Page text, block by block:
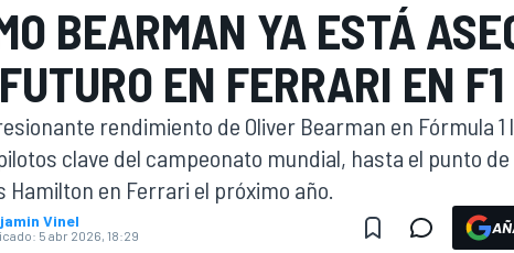
BEARMAN YA ESTÁ
EN FERRARI EN F1
rendimiento de Oliver Bearman en Fórmula
clave del campeonato mundial, hasta el punto
Hamilton en Ferrari el próximo año.
Vinel
5 abr 2026, 18:29